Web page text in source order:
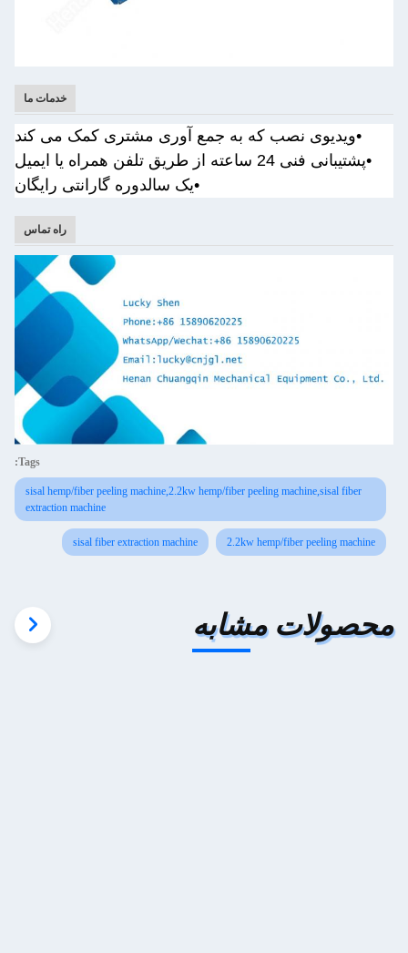
خدمات ما
•ویدیوی نصب که به جمع آوری مشتری کمک می کند
•پشتیبانی فنی 24 ساعته از طریق تلفن همراه یا ایمیل
•یک سالدوره گارانتی رایگان
راه تماس
Tags:
sisal hemp/fiber peeling machine,2.2kw hemp/fiber peeling machine,sisal fiber
extraction machine
2.2kw hemp/fiber peeling machine
sisal fiber extraction machine
محصولات مشابه